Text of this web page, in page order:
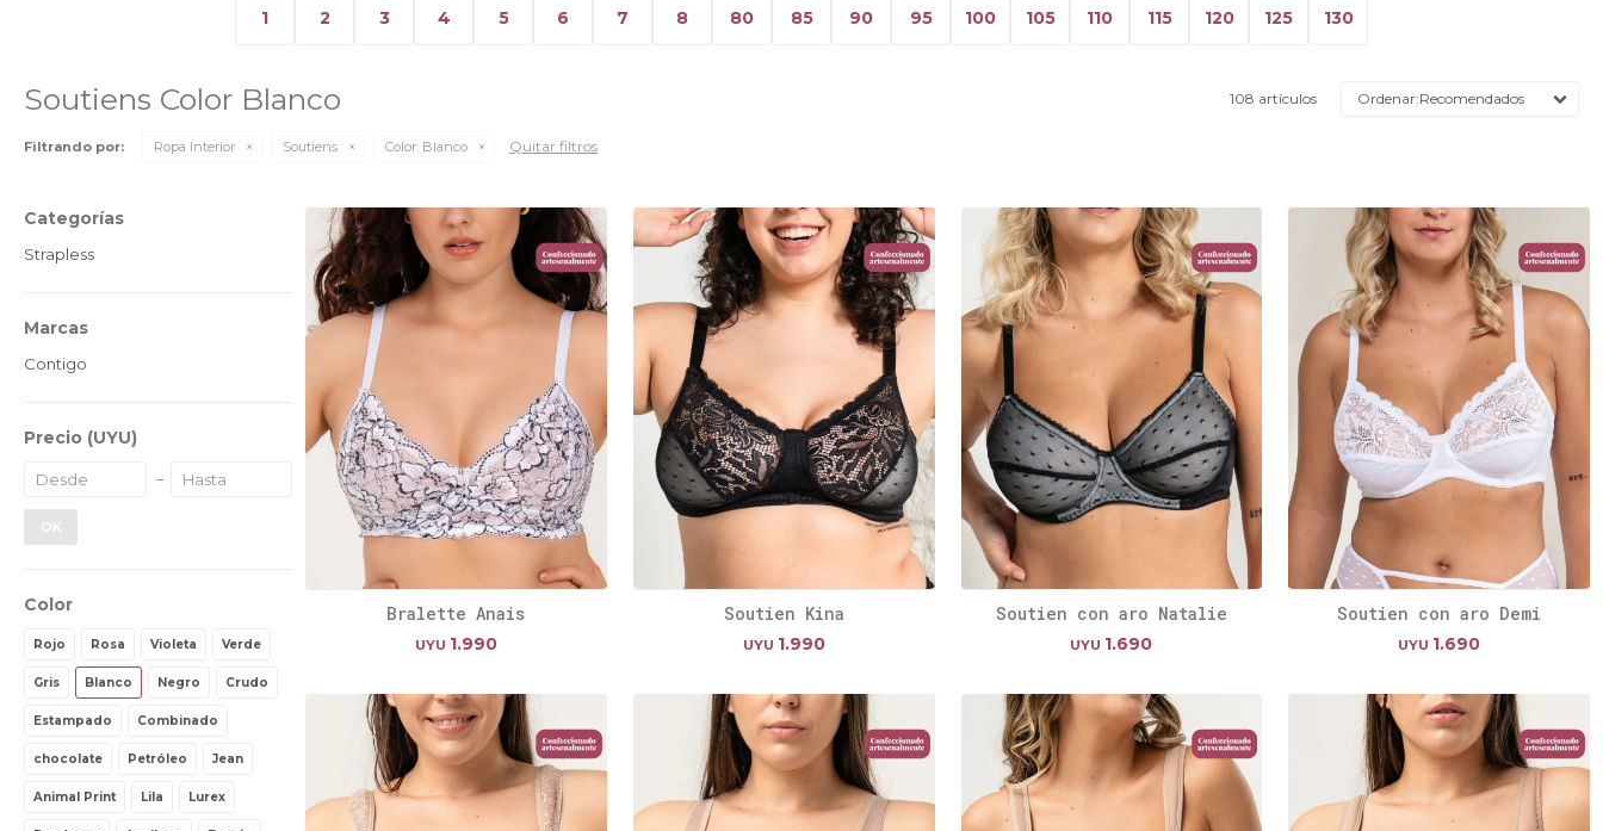
1 2 3 4 5 6 7 8 80 85 90 95 100 105 110 115 120 125 130
Soutiens Color Blanco 108 artículos Recomendados
Filtrando por: Ropa Interior Soutiens Color: Blanco Quitar filtros
Bralette Anais
UYU 1.990
Soutien Kina
UYU 1.990
Soutien con aro Natalie
UYU 1.690
Soutien con aro Demi
UYU 1.690
Categorías
Strapless
Marcas
Contigo
Precio (UYU)
OK
Color
Rojo Rosa Violeta Verde
Gris Blanco Negro Crudo
Estampado Combinado
chocolate Petróleo Jean
Animal Print Lila Lurex